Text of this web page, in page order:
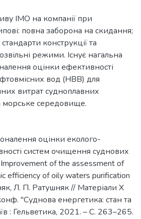
ІМО на компанії при
повна заборона на скидання;
конструкції та
режими. Існує нагальна
оцінки ефективності
вод (НВВ) для
витрат судноплавних
морське середовище.
оцінки еколого-
систем очищення суднових
of the assessment of
efficiency of oilу waters purification
Л. П. Ратушняк // Матеріали Х
''Суднова енергетика: стан та
: Гельветика, 2021. – С. 263–265.